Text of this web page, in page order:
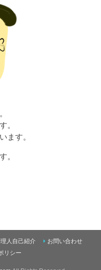
。
ます。
。
人自己紹介
お問い合わせ
リシー